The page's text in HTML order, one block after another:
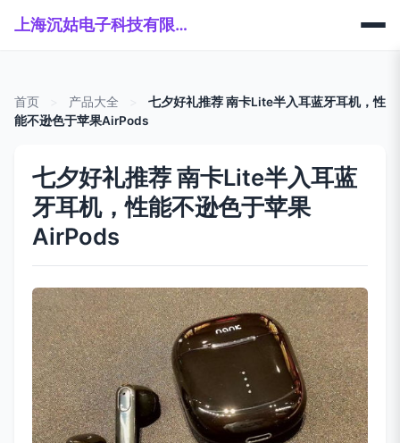
上海沉姑电子科技有限公司
首页 产品大全
七夕好礼推荐 南卡Lite半入耳蓝牙耳机，性
能不逊色于苹果AirPods
七夕好礼推荐 南卡Lite半入耳蓝
牙耳机，性能不逊色于苹果
AirPods